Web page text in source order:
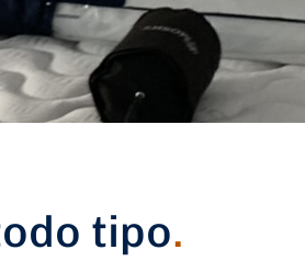
tipo.